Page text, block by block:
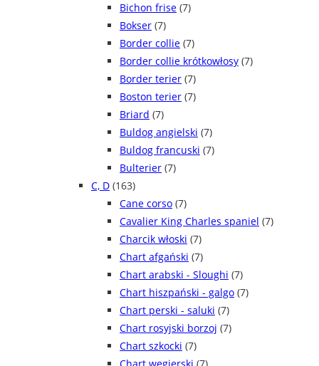
Bichon frise (7)
Bokser (7)
Border collie (7)
Border collie krótkowłosy (7)
Border terier (7)
Boston terier (7)
Briard (7)
Buldog angielski (7)
Buldog francuski (7)
Bulterier (7)
C, D (163)
Cane corso (7)
Cavalier King Charles spaniel (7)
Charcik włoski (7)
Chart afgański (7)
Chart arabski - Sloughi (7)
Chart hiszpański - galgo (7)
Chart perski - saluki (7)
Chart rosyjski borzoj (7)
Chart szkocki (7)